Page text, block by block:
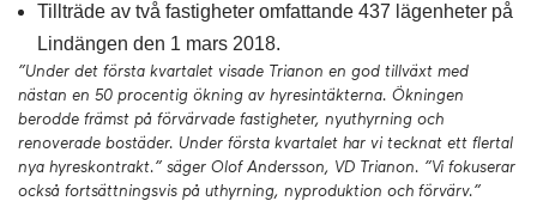
Tillträde av två fastigheter omfattande 437 lägenheter på
Lindängen den 1 mars 2018.
”Under det första kvartalet visade Trianon en god tillväxt med
nästan en 50 procentig ökning av hyresintäkterna. Ökningen
berodde främst på förvärvade fastigheter, nyuthyrning och
renoverade bostäder. Under första kvartalet har vi tecknat ett flertal
nya hyreskontrakt.” säger Olof Andersson, VD Trianon. ”Vi fokuserar
också fortsättningsvis på uthyrning, nyproduktion och förvärv.”